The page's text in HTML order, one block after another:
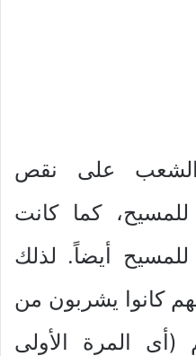
على نقص
للمسيح، كما كانت
أيضاً. لذلك
كانوا يشربون من
(أى المرة الأولى